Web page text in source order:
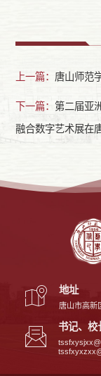
上一篇： 唐山师范
下一篇： 第二届亚
融合数字艺术展在
地址
唐山市高新
书记、校